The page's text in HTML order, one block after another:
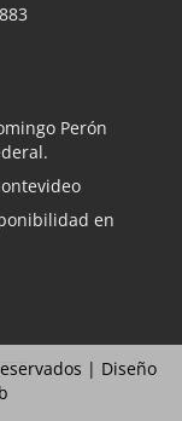
Perón
en
| Diseño